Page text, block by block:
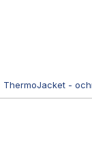
ThermoJacket -